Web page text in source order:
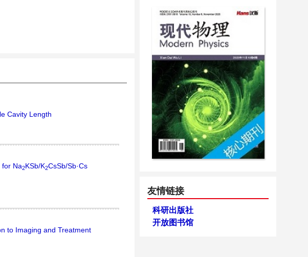
Cavity Length
for Na2KSb/K2CsSb/Sb·Cs
to Imaging and Treatment
友情链接
科研出版社
开放图书馆